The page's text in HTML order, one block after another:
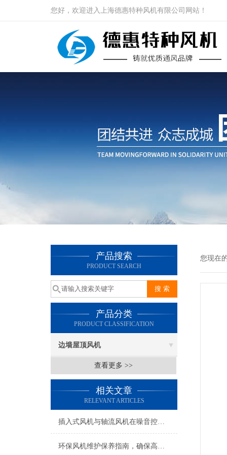
您好，欢迎进入上海德惠特种风机有限公司网站！
产品搜索
PRODUCT SEARCH
产品分类
PRODUCT CLASSIFICATION
边墙屋顶风机
查看更多 >>
相关文章
RELEVANT ARTICLES
插入式风机与轴流风机在噪音控制上有何差异？
环保风机维护保养指南，确保高效稳定运行
您现在